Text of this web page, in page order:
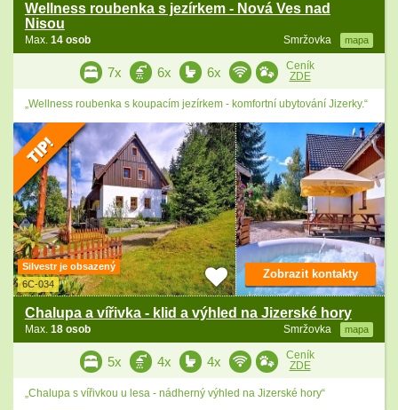
Wellness roubenka s jezírkem - Nová Ves nad
Nisou
Smržovka mapa
Max. 14 osob
7x 6x 6x
Ceník
ZDE
„Wellness roubenka s koupacím jezírkem - komfortní ubytování Jizerky.“
Silvestr je obsazený
6C-034
Chalupa a vířivka - klid a výhled na Jizerské hory
Smržovka mapa
Max. 18 osob
Zobrazit kontakty
5x 4x 4x
Ceník
ZDE
„Chalupa s vířivkou u lesa - nádherný výhled na Jizerské hory“